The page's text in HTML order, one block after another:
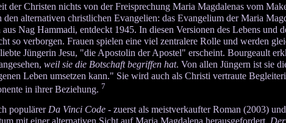
der Christen nichts von der Freisprechung Maria Magdalenas vom
den alternativen christlichen Evangelien: das Evangelium der Maria
Nag Hammadi, entdeckt 1945. In diesen Versionen des Lebens und
so verborgen. Frauen spielen eine viel zentralere Rolle und werden
Jüngerin Jesu, "die Apostolin der Apostel" erscheint. Bourgeault
weil sie die Botschaft begriffen hat. Von allen Jüngern ist sie
Leben umsetzen kann." Sie wird auch als Christi vertraute
in ihrer Beziehung. 7
populärer Da Vinci Code- zuerst als meistverkaufter Roman (2003)
mit einer alternativen Sicht auf Maria Magdalena herausgefordert.